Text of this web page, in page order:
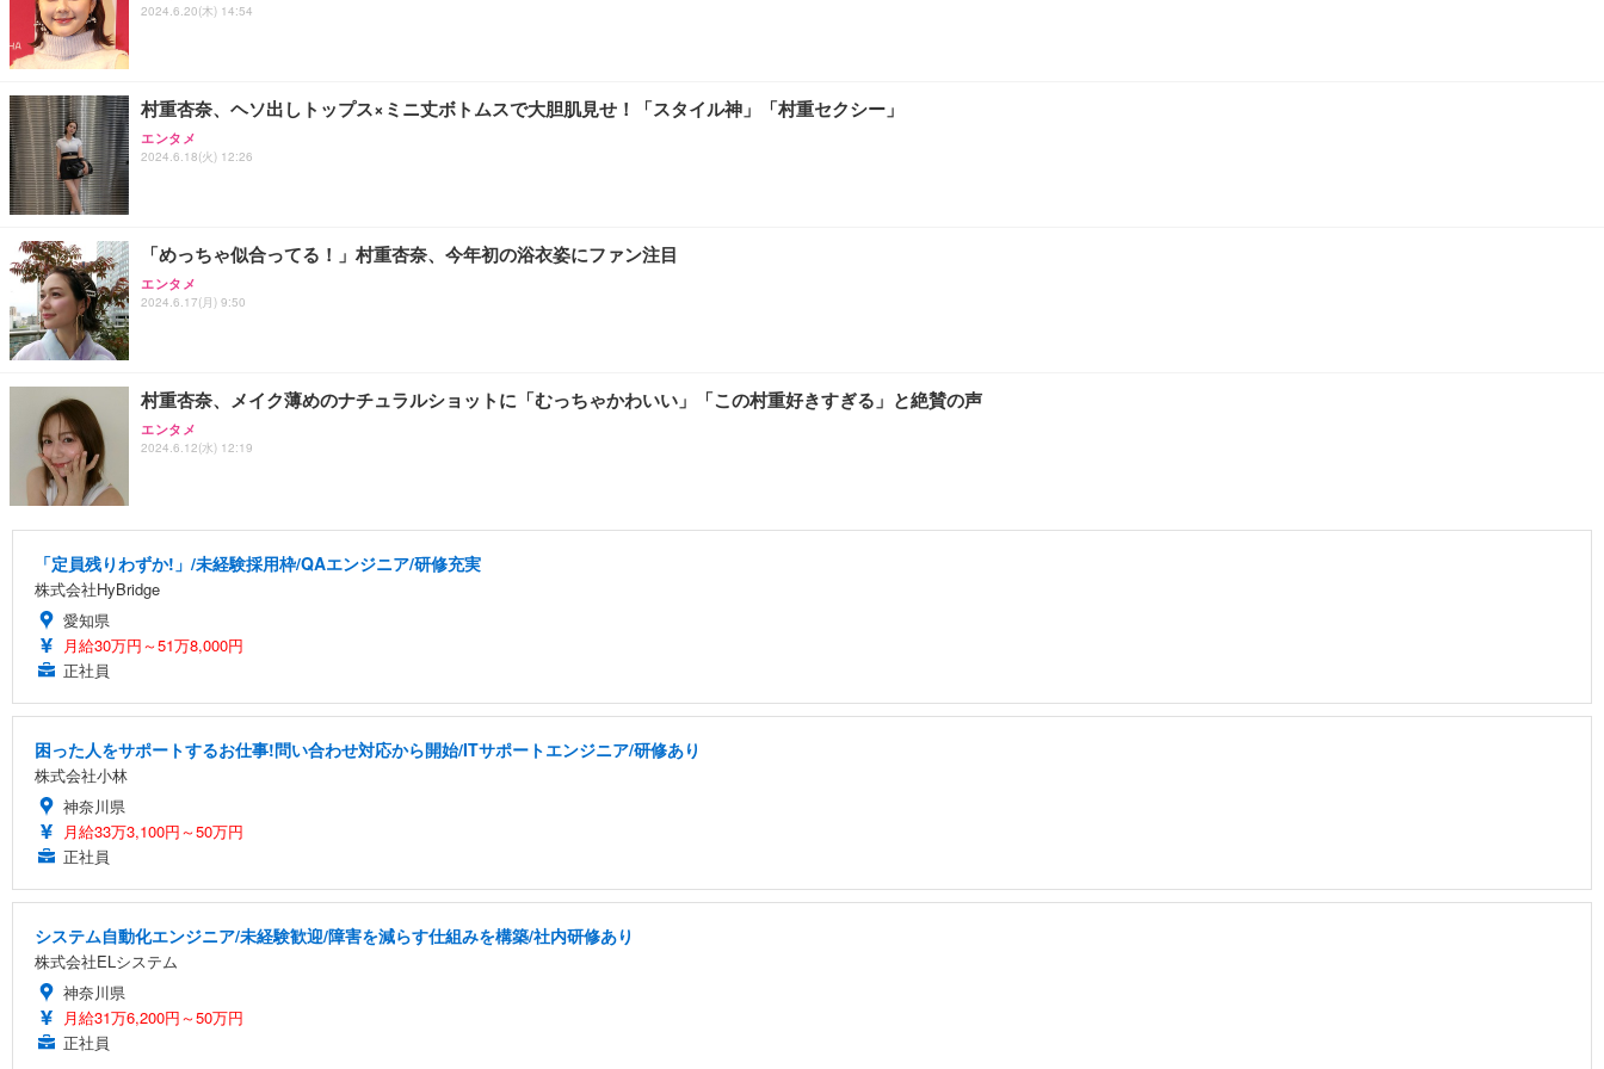
2024.6.20(木) 14:54
村重杏奈、ヘソ出しトップス×ミニ丈ボトムスで大胆肌見せ！「スタイル神」「村重セクシー」
エンタメ
2024.6.18(火) 12:26
「めっちゃ似合ってる！」村重杏奈、今年初の浴衣姿にファン注目
エンタメ
2024.6.17(月) 9:50
村重杏奈、メイク薄めのナチュラルショットに「むっちゃかわいい」「この村重好きすぎる」と絶賛の声
エンタメ
2024.6.12(水) 12:19
「定員残りわずか!」/未経験採用枠/QAエンジニア/研修充実
株式会社HyBridge
愛知県
月給30万円～51万8,000円
正社員
困った人をサポートするお仕事!問い合わせ対応から開始/ITサポートエンジニア/研修あり
株式会社小林
神奈川県
月給33万3,100円～50万円
正社員
システム自動化エンジニア/未経験歓迎/障害を減らす仕組みを構築/社内研修あり
株式会社ELシステム
神奈川県
月給31万6,200円～50万円
正社員